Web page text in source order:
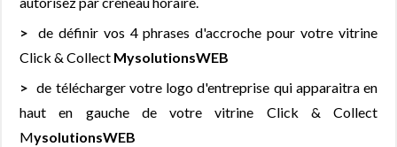
de définir vos 4 phrases d'accroche pour votre vitrine
Click & Collect MysolutionsWEB
de télécharger votre logo d'entreprise qui apparaitra en
haut en gauche de votre vitrine Click & Collect
MysolutionsWEB